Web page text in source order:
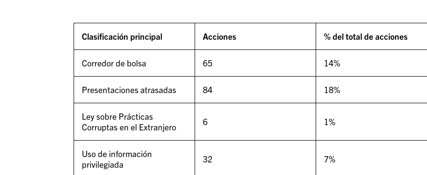
Clasificación principal Acciones % del total de acciones
Corredor de bolsa 65 14%
Presentaciones atrasadas 84 18%
Ley sobre Prácticas
Corruptas en el Extranjero
6 1%
Uso de información
privilegiada
32 7%